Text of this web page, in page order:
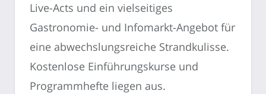
Live-Acts und ein vielseitiges
Gastronomie- und Infomarkt-Angebot für
eine abwechslungsreiche Strandkulisse.
Kostenlose Einführungskurse und
Programmhefte liegen aus.